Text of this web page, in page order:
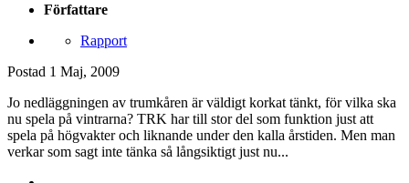
Författare
Rapport
Postad 1 Maj, 2009
Jo nedläggningen av trumkåren är väldigt korkat tänkt, för vilka ska
nu spela på vintrarna? TRK har till stor del som funktion just att
spela på högvakter och liknande under den kalla årstiden. Men man
verkar som sagt inte tänka så långsiktigt just nu...